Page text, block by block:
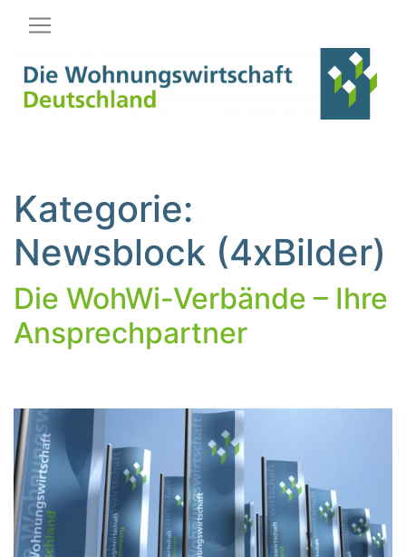
Hauptnavigation
Kategorie:
Newsblock (4xBilder)
Die WohWi-Verbände – Ihre
Ansprechpartner